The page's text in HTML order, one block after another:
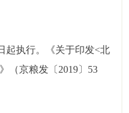
起执行。《关于印发<北
（京粮发〔2019〕53